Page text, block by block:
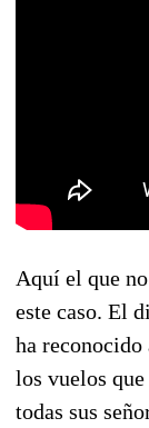
Aquí el que
este caso. El
ha reconocido
los vuelos
todas sus